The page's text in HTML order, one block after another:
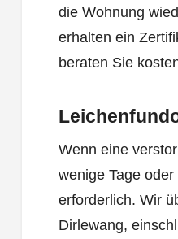
die Wohnung
erhalten ein
beraten Sie
Wenn eine
wenige Tage
erforderlich. Wir
Dirlewang,